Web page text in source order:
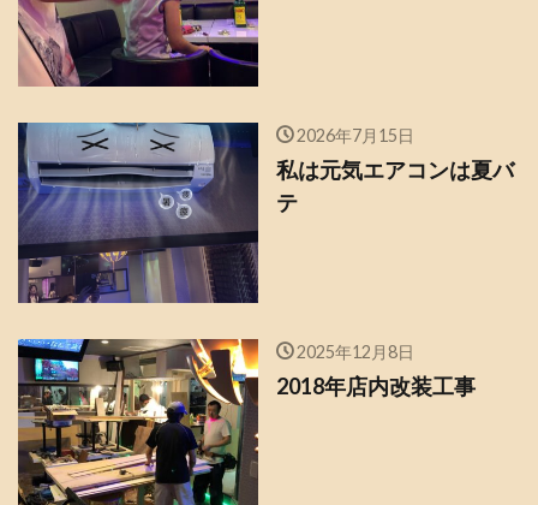
2026年7月15日
私は元気エアコンは夏バ
テ
2025年12月8日
2018年店内改装工事